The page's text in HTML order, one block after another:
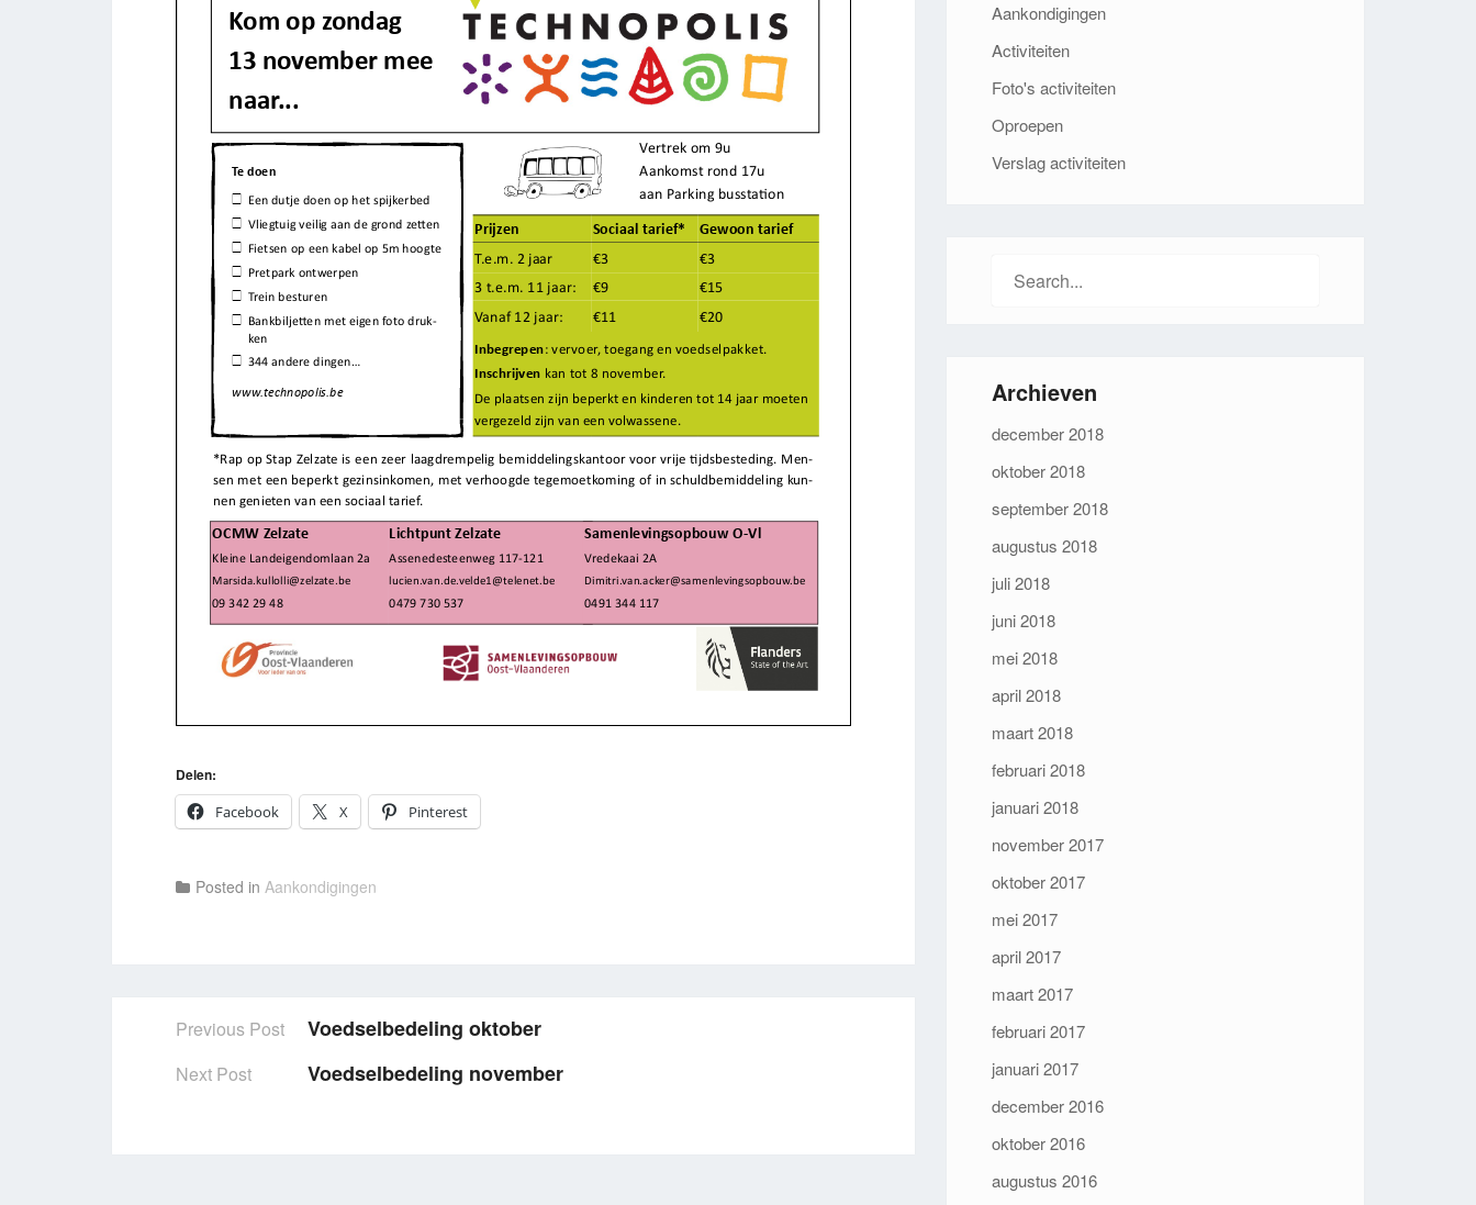
Delen:
Facebook
X Pinterest
Posted inAankondigingen
Post
Previous Post Voedselbedeling oktober
Next Post Voedselbedeling november
Aankondigingen
Activiteiten
Foto's activiteiten
Oproepen
Verslag activiteiten
Archieven
december 2018
oktober 2018
september 2018
augustus 2018
juli 2018
juni 2018
mei 2018
april 2018
maart 2018
februari 2018
januari 2018
november 2017
oktober 2017
mei 2017
april 2017
maart 2017
februari 2017
januari 2017
december 2016
oktober 2016
augustus 2016